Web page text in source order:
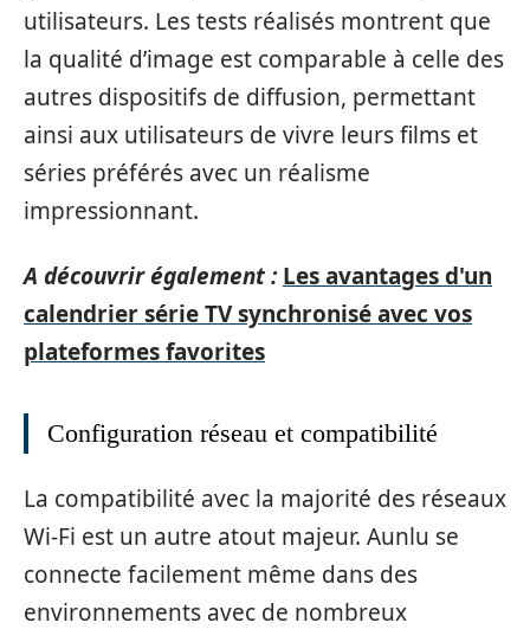
utilisateurs. Les tests réalisés montrent que
la qualité d’image est comparable à celle des
autres dispositifs de diffusion, permettant
ainsi aux utilisateurs de vivre leurs films et
séries préférés avec un réalisme
impressionnant.
A découvrir également : Les avantages d'un
calendrier série TV synchronisé avec vos
plateformes favorites
Configuration réseau et compatibilité
La compatibilité avec la majorité des réseaux
Wi-Fi est un autre atout majeur. Aunlu se
connecte facilement même dans des
environnements avec de nombreux